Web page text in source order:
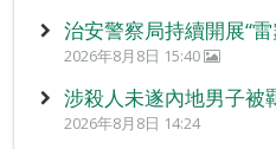
治安警察局持續開展“
2026年8月8日 15:40
涉殺人未遂內地男子被
2026年8月8日 14:24